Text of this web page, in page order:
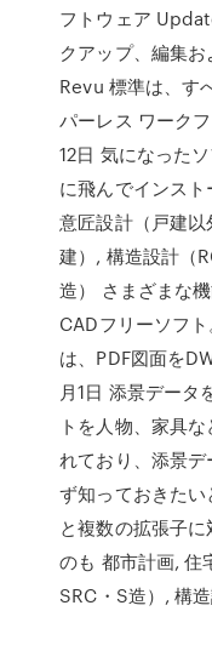
フトウェア
クアップ、編集お
Revu 標準は、す
パーレス ワーク
12日 気になった
に飛んでインス
意匠設計（戸建
建）, 構造設計（
造） さまざまな
CADフリーソフ
は、PDF図面を
月1日 添景データ
トを人物、家具
れており、添景
ず知っておきたい
と複数の拡張子
のも 都市計画, 住
SRC・S造）, 構